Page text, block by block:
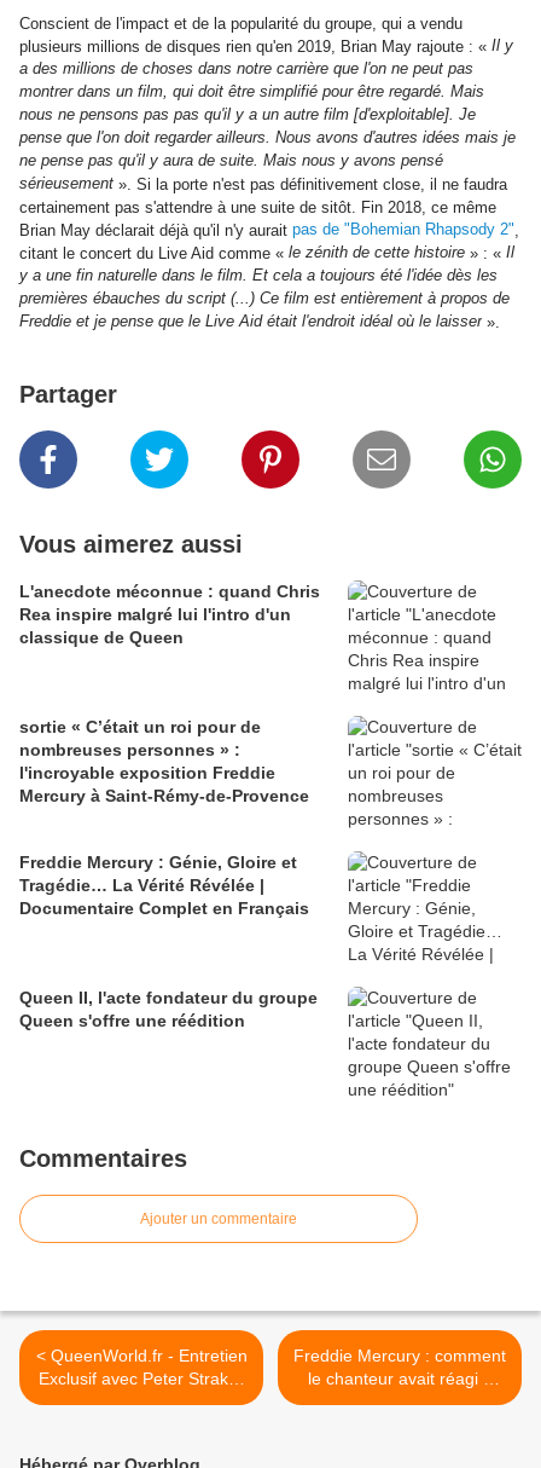
Conscient de l'impact et de la popularité du groupe, qui a vendu
plusieurs millions de disques rien qu'en 2019, Brian May rajoute : « Il y
a des millions de choses dans notre carrière que l'on ne peut pas
montrer dans un film, qui doit être simplifié pour être regardé. Mais
nous ne pensons pas pas qu'il y a un autre film [d'exploitable]. Je
pense que l'on doit regarder ailleurs. Nous avons d'autres idées mais je
ne pense pas qu'il y aura de suite. Mais nous y avons pensé
sérieusement ». Si la porte n'est pas définitivement close, il ne faudra
certainement pas s'attendre à une suite de sitôt. Fin 2018, ce même
Brian May déclarait déjà qu'il n'y aurait pas de "Bohemian Rhapsody 2",
citant le concert du Live Aid comme « le zénith de cette histoire » : « Il
y a une fin naturelle dans le film. Et cela a toujours été l'idée dès les
premières ébauches du script (...) Ce film est entièrement à propos de
Freddie et je pense que le Live Aid était l'endroit idéal où le laisser ».
Partager
Vous aimerez aussi
L'anecdote méconnue : quand Chris
Rea inspire malgré lui l'intro d'un
classique de Queen
sortie « C’était un roi pour de
nombreuses personnes » :
l'incroyable exposition Freddie
Mercury à Saint-Rémy-de-Provence
Freddie Mercury : Génie, Gloire et
Tragédie… La Vérité Révélée |
Documentaire Complet en Français
Queen II, l'acte fondateur du groupe
Queen s'offre une réédition
Commentaires
Ajouter un commentaire
< QueenWorld.fr - Entretien
Exclusif avec Peter Straker
et jeu concours.
Freddie Mercury : comment
le chanteur avait réagi à
l'annonce de sa maladie ? >